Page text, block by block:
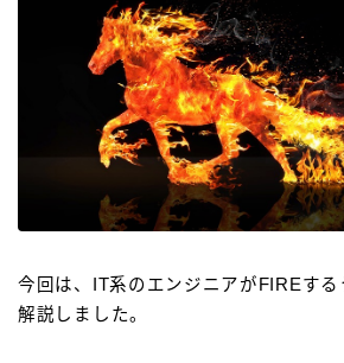
今回は、IT系のエンジニアがFIREする
解説しました。